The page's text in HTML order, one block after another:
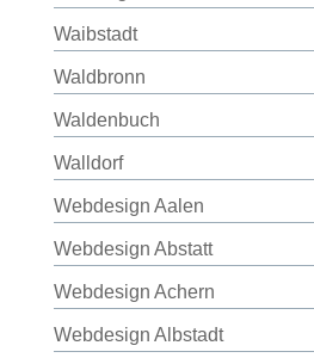
Waibstadt
Waldbronn
Waldenbuch
Walldorf
Webdesign Aalen
Webdesign Abstatt
Webdesign Achern
Webdesign Albstadt